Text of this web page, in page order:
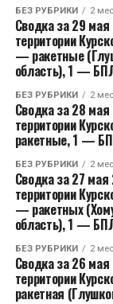
БЕЗ РУБРИКИ 2
Сводка за 29
территории
— ракетные
область), 1 —
БЕЗ РУБРИКИ 2
Сводка за 28
территории
ракетные, 1 —
БЕЗ РУБРИКИ 2
Сводка за 27
территории
— ракетных
область), 1 —
БЕЗ РУБРИКИ 2
Сводка за 26
территории
ракетная